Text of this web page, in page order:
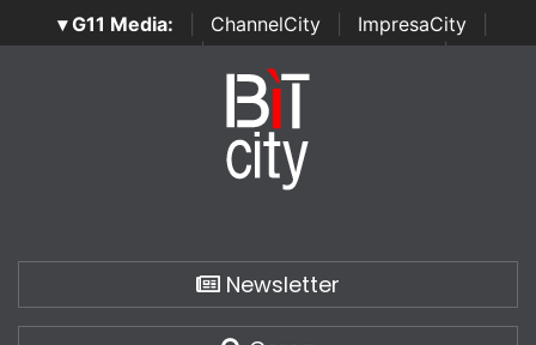
▾ G11 Media: ChannelCity ImpresaCity
SecurityOpenLab | Italian Channel Awards | Italian
Italian Security Awards
Newsletter